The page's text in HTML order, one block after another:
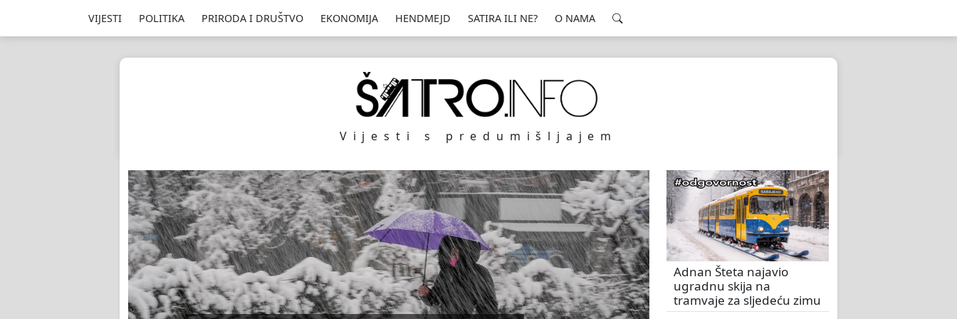
VIJESTI POLITIKA PRIRODA I DRUŠTVO EKONOMIJA HENDMEJD SATIRA ILI NE? O NAMA
Vijesti s predumišljajem
Adnan Šteta najavio
ugradnu skija na
tramvaje za sljedeću zimu